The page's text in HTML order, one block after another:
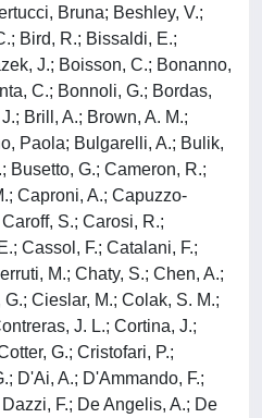
Bruna; Beshley, V.;
Bird, R.; Bissaldi, E.;
J.; Boisson, C.; Bonanno,
C.; Bonnoli, G.; Bordas,
Brill, A.; Brown, A. M.;
Paola; Bulgarelli, A.; Bulik,
Busetto, G.; Cameron, R.;
Caproni, A.; Capuzzo-
S.; Carosi, R.;
Cassol, F.; Catalani, F.;
M.; Chaty, S.; Chen, A.;
Cieslar, M.; Colak, S. M.;
J. L.; Cortina, J.;
G.; Cristofari, P.;
D'Ai, A.; D'Ammando, F.;
F.; De Angelis, A.; De